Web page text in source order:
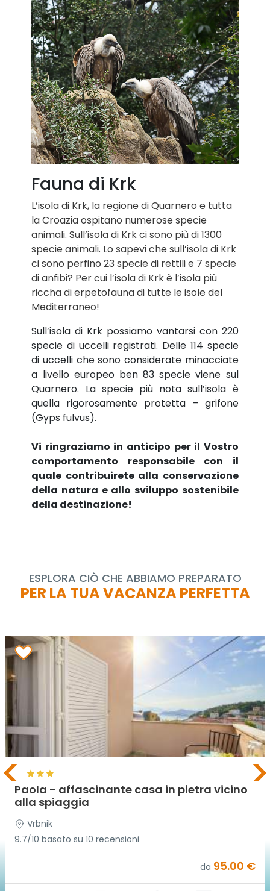
Fauna di Krk
L’isola di Krk, la regione di Quarnero e tutta
la Croazia ospitano numerose specie
animali. Sull’isola di Krk ci sono più di 1300
specie animali. Lo sapevi che sull’isola di Krk
ci sono perfino 23 specie di rettili e 7 specie
di anfibi? Per cui l’isola di Krk è l’isola più
riccha di erpetofauna di tutte le isole del
Mediterraneo!
Sull’isola di Krk possiamo vantarsi con 220
specie di uccelli registrati. Delle 114 specie
di uccelli che sono considerate minacciate
a livello europeo ben 83 specie viene sul
Quarnero. La specie più nota sull’isola è
quella rigorosamente protetta – grifone
(Gyps fulvus).
Vi ringraziamo in anticipo per il Vostro
comportamento responsabile con il
quale contribuirete alla conservazione
della natura e allo sviluppo sostenibile
della destinazione!
ESPLORA CIÒ CHE ABBIAMO PREPARATO
PER LA TUA VACANZA PERFETTA
Paola - affascinante casa in pietra vicino
alla spiaggia
Vrbnik
9.7/10 basato su 10 recensioni
da 95.00 €
< >